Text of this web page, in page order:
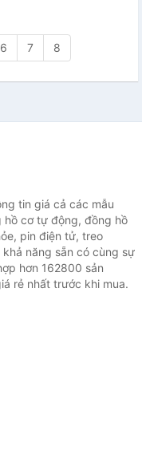
6 7 8
tin giá cả các mẫu
hồ cơ tự động, đồng hồ
pin điện tử, treo
năng sẵn có cùng sự
hơn 162800 sản
rẻ nhất trước khi mua.